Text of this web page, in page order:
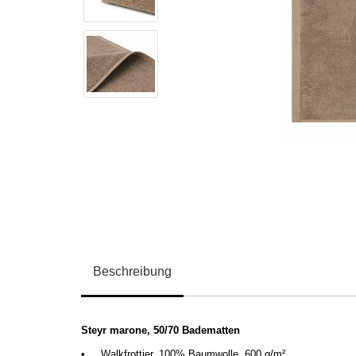
Beschreibung
Steyr marone, 50/70 Badematten